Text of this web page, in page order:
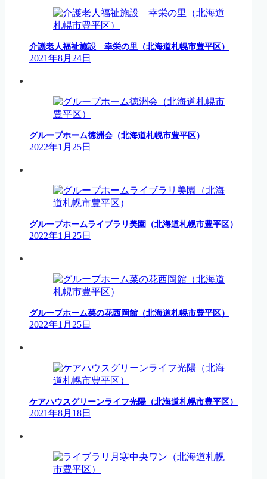
介護老人福祉施設 幸栄の里（北海道札幌市豊平区）
2021年8月24日
グループホーム徳洲会（北海道札幌市豊平区）
2022年1月25日
グループホームライブラリ美園（北海道札幌市豊平区）
2022年1月25日
グループホーム菜の花西岡館（北海道札幌市豊平区）
2022年1月25日
ケアハウスグリーンライフ光陽（北海道札幌市豊平区）
2021年8月18日